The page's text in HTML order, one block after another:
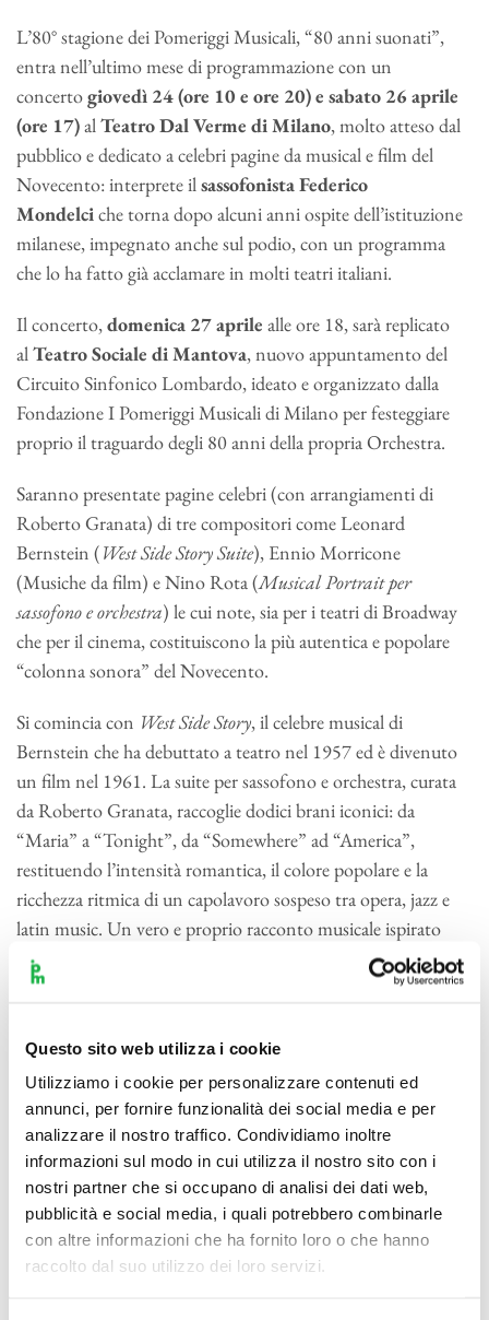
Questo sito web utilizza i cookie
Utilizziamo i cookie per personalizzare contenuti ed
annunci, per fornire funzionalità dei social media e per
analizzare il nostro traffico. Condividiamo inoltre
informazioni sul modo in cui utilizza il nostro sito con i
nostri partner che si occupano di analisi dei dati web,
pubblicità e social media, i quali potrebbero combinarle
con altre informazioni che ha fornito loro o che hanno
raccolto dal suo utilizzo dei loro servizi.
L’80° stagione dei Pomeriggi Musicali, “80 anni suonati”,
entra nell’ultimo mese di programmazione con un
concertogiovedì 24 (ore 10 e ore 20) e sabato 26 aprile
(ore 17)alTeatro Dal Verme di Milano, molto atteso dal
pubblico e dedicato a celebri pagine da musical e film del
Novecento: interprete ilsassofonista Federico
Mondelciche torna dopo alcuni anni ospite dell’istituzione
milanese, impegnato anche sul podio, con un programma
che lo ha fatto già acclamare in molti teatri italiani.
Il concerto,domenica 27 aprile alle ore 18, sarà replicato
alTeatro Sociale di Mantova, nuovo appuntamento del
Circuito Sinfonico Lombardo, ideato e organizzato dalla
Fondazione I Pomeriggi Musicali di Milano per festeggiare
proprio il traguardo degli 80 anni della propria Orchestra.
Saranno presentate pagine celebri (con arrangiamenti di
Roberto Granata) di tre compositori come Leonard
Bernstein (West Side Story Suite), Ennio Morricone
(Musiche da film) e Nino Rota (Musical Portrait per
sassofono e orchestra) le cui note, sia per i teatri di Broadway
che per il cinema, costituiscono la più autentica e popolare
“colonna sonora” del Novecento.
Si comincia con West Side Story, il celebre musical di
Bernstein che ha debuttato a teatro nel 1957 ed è divenuto
un film nel 1961. La suite per sassofono e orchestra, curata
da Roberto Granata, raccoglie dodici brani iconici: da
“Maria” a “Tonight”, da “Somewhere” ad “America”,
restituendo l’intensità romantica, il colore popolare e la
ricchezza ritmica di un capolavoro sospeso tra opera, jazz e
latin music. Un vero e proprio racconto musicale ispirato
Romeo e Giulietta
, ma ambientato nella New York
portoricana degli anni Cinquanta. Si passa poi alla Film
compositore colto e originale, capace di fondere ricerca e
comunicazione. La selezione comprende alcuni dei suoi più
grandi successi:Gli intoccabili,Nuovo Cinema
Paradiso,Marco PoloeLa leggenda del pianista sull’oceano
con melodie evocative e arrangiamenti ricchi di atmosfera.
Una musica che, pur scritta per il cinema, conserva una sua
forza autonoma, raffinata, emotiva e inconfondibile. Chiude
il programma il ritratto sonoro dedicato a Nino Rota,